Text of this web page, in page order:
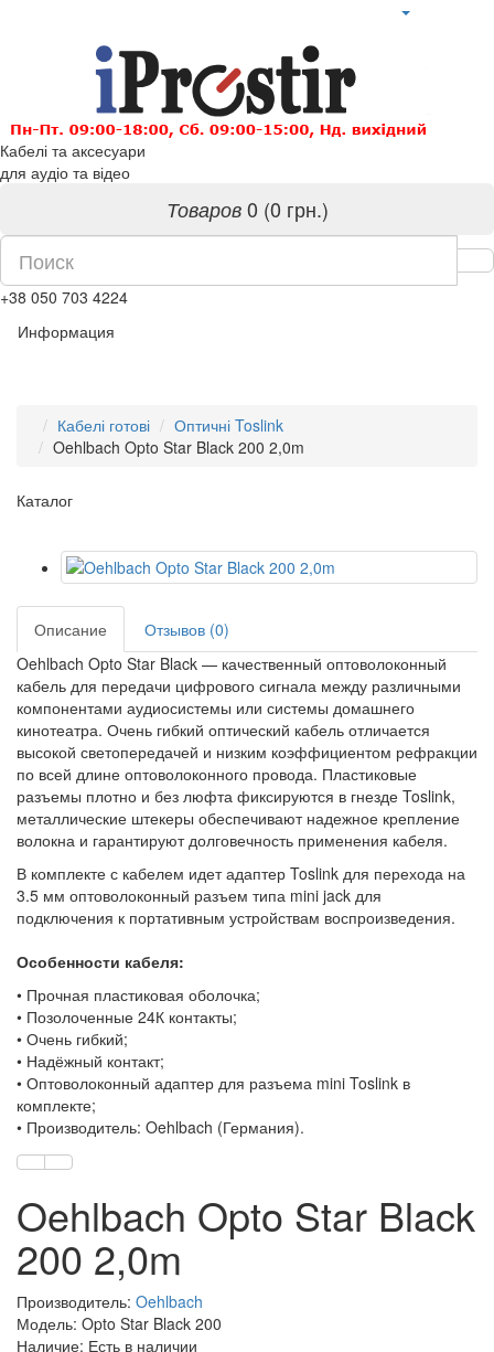
Кабелі та аксесуари
для аудіо та відео
Товаров0 (0 грн.)
+38 050 703 4224
Информация
Кабелі готові
Оптичні Toslink
Oehlbach Opto Star Black 200 2,0m
Каталог
Описание
Отзывов (0)
Oehlbach Opto Star Black — качественный оптоволоконный
кабель для передачи цифрового сигнала между различными
компонентами аудиосистемы или системы домашнего
кинотеатра. Очень гибкий оптический кабель отличается
высокой светопередачей и низким коэффициентом рефракции
по всей длине оптоволоконного провода. Пластиковые
разъемы плотно и без люфта фиксируются в гнезде Toslink,
металлические штекеры обеспечивают надежное крепление
волокна и гарантируют долговечность применения кабеля.
В комплекте с кабелем идет адаптер Toslink для перехода на
3.5 мм оптоволоконный разъем типа mini jack для
подключения к портативным устройствам воспроизведения.
Особенности кабеля:
• Прочная пластиковая оболочка;
• Позолоченные 24К контакты;
• Очень гибкий;
• Надёжный контакт;
• Оптоволоконный адаптер для разъема mini Toslink в
комплекте;
• Производитель: Oehlbach (Германия).
Oehlbach Opto Star Black
200 2,0m
Производитель: Oehlbach
Модель: Opto Star Black 200
Наличие: Есть в наличии